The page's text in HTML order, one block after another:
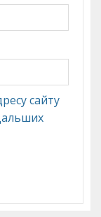
сайту